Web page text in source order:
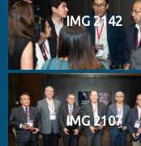
IMG 2142
IMG 2107